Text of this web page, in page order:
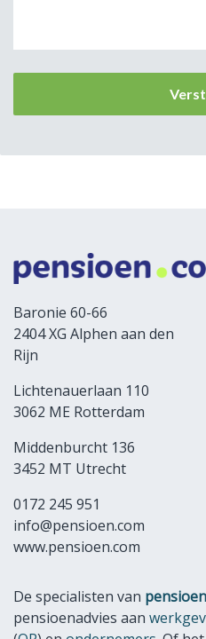
Baronie 60-66
2404 XG Alphen aan den
Rijn
Lichtenauerlaan 110
3062 ME Rotterdam
Middenburcht 136
3452 MT Utrecht
0172 245 951
info@pensioen.com
www.pensioen.com
De specialisten van
pensioenadvies aan